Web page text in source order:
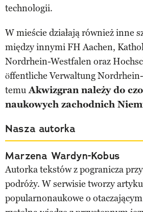
technologii.
W mieście działają również inne
między innymi FH Aachen,
Nordrhein-Westfalen oraz
öffentliche Verwaltung
temuAkwizgran należy do
naukowych zachodnich
Nasza autorka
Marzena Wardyn-Kobus
Autorka tekstów z pogranicza
podróży. W serwisie tworzy
popularnonaukowe o otaczającym